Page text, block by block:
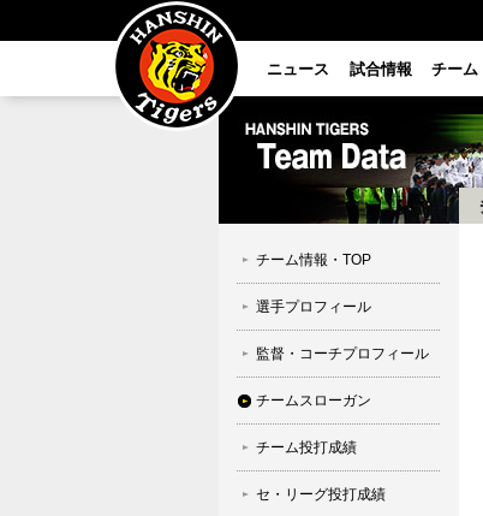
ニュース 試合情報 チーム
チーム情報・TOP
選手プロフィール
監督・コーチプロフィール
チームスローガン
チーム投打成績
セ・リーグ投打成績